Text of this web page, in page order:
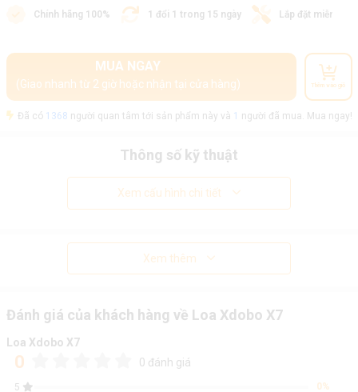
Chính hãng 100% 1 đổi 1 trong 15 ngày Lắp đặt miễn phí
MUA NGAY
(Giao nhanh từ 2 giờ hoặc nhận tại cửa hàng) Thêm vào giỏ
Đã có 1368 người quan tâm tới sản phẩm này và 1 người đã mua. Mua ngay!
Thông số kỹ thuật
Xem cấu hình chi tiết
Xem thêm
Đánh giá của khách hàng về Loa Xdobo X7
Loa Xdobo X7
0 0 đánh giá
5
0%